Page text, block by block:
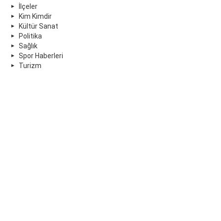
İlçeler
Kim Kimdir
Kültür Sanat
Politika
Sağlık
Spor Haberleri
Turizm